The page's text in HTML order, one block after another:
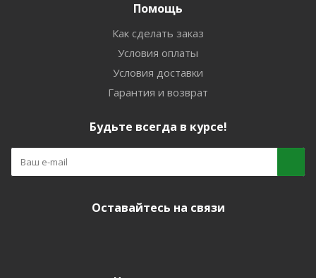
Помощь
Как сделать заказ
Условия оплаты
Условия доставки
Гарантия и возврат
Будьте всегда в курсе!
Оставайтесь на связи